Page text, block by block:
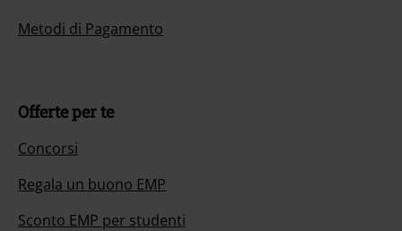
Metodi di Pagamento
Offerte per te
Concorsi
Regala un buono EMP
Sconto EMP per studenti